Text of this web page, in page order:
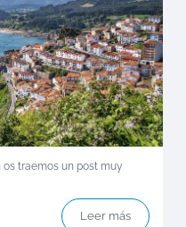
os traemos un post muy
Leer más